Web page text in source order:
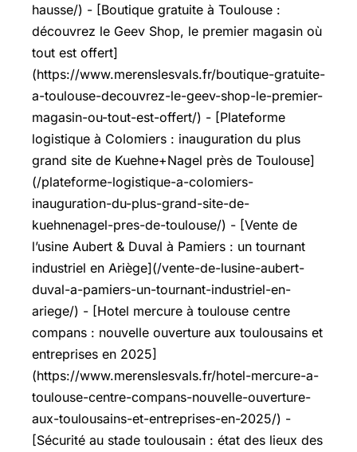
hausse/) - [Boutique gratuite à Toulouse :
découvrez le Geev Shop, le premier magasin où
tout est offert]
(https://www.merenslesvals.fr/boutique-gratuite-
a-toulouse-decouvrez-le-geev-shop-le-premier-
magasin-ou-tout-est-offert/) - [Plateforme
logistique à Colomiers : inauguration du plus
grand site de Kuehne+Nagel près de Toulouse]
(/plateforme-logistique-a-colomiers-
inauguration-du-plus-grand-site-de-
kuehnenagel-pres-de-toulouse/) - [Vente de
l’usine Aubert & Duval à Pamiers : un tournant
industriel en Ariège](/vente-de-lusine-aubert-
duval-a-pamiers-un-tournant-industriel-en-
ariege/) - [Hotel mercure à toulouse centre
compans : nouvelle ouverture aux toulousains et
entreprises en 2025]
(https://www.merenslesvals.fr/hotel-mercure-a-
toulouse-centre-compans-nouvelle-ouverture-
aux-toulousains-et-entreprises-en-2025/) -
[Sécurité au stade toulousain : état des lieux des